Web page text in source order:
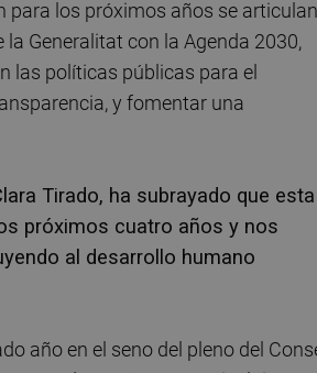
para los próximos años se articulan
Generalitat con la Agenda 2030,
las políticas públicas para el
y fomentar una
Tirado, ha subrayado que esta
próximos cuatro años y nos
al desarrollo humano
año en el seno del pleno del